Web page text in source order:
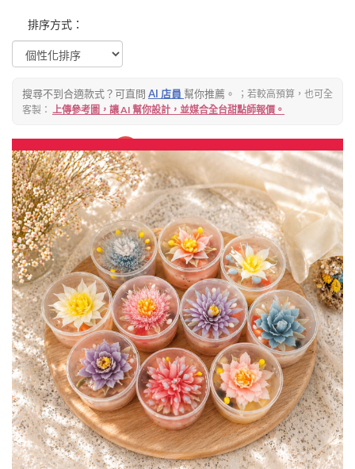
排序方式：
搜尋不到合適款式？可直問 AI 店員 幫你推薦。
；若較高預算，也可全
客製： 上傳參考圖，讓 AI 幫你設計，並媒合全台甜點師報價。
1 2 3 4 5 6